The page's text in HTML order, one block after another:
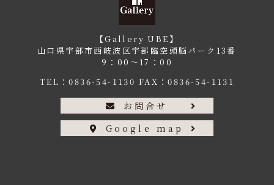
【Gallery UBE】
山口県宇部市西岐波区宇部臨空頭脳パーク13番
9：00〜17：00
TEL：0836-54-1130 FAX：0836-54-1131
お問合せ
Google map